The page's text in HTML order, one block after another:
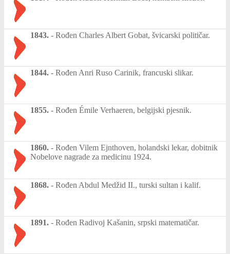
1843. - Rođen Charles Albert Gobat, švicarski političar.
1844. - Rođen Anri Ruso Carinik, francuski slikar.
1855. - Rođen Émile Verhaeren, belgijski pjesnik.
1860. - Rođen Vilem Ejnthoven, holandski lekar, dobitnik
Nobelove nagrade za medicinu 1924.
1868. - Rođen Abdul Medžid II., turski sultan i kalif.
1891. - Rođen Radivoj Kašanin, srpski matematičar.